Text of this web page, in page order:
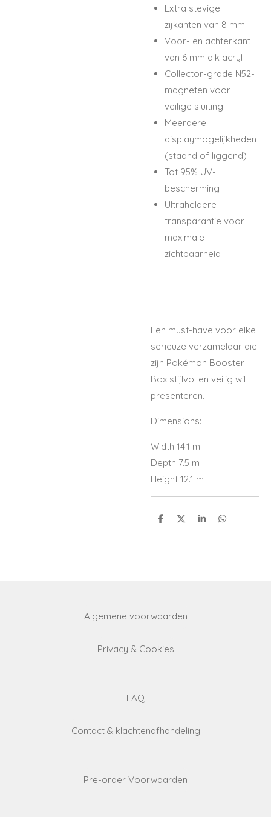
Extra stevige
zijkanten van 8 mm
Voor- en achterkant
van 6 mm dik acryl
Collector-grade N52-
magneten voor
veilige sluiting
Meerdere
displaymogelijkheden
(staand of liggend)
Tot 95% UV-
bescherming
Ultraheldere
transparantie voor
maximale
zichtbaarheid
Een must-have voor elke
serieuze verzamelaar die
zijn Pokémon Booster
Box stijlvol en veilig wil
presenteren.
Dimensions:
Width 14.1 m
Depth 7.5 m
Height 12.1 m
S
S
S
S
Algemene voorwaarden
Privacy & Cookies
FAQ
Contact & klachtenafhandeling
Pre-order Voorwaarden